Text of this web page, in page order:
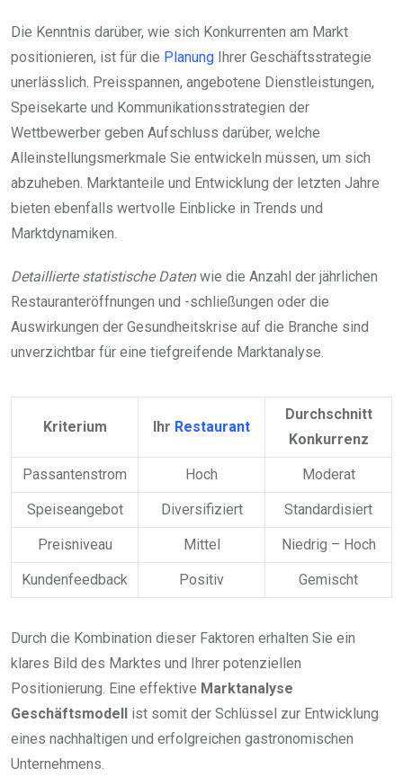
Die Kenntnis darüber, wie sich Konkurrenten am Markt
positionieren, ist für die Planung Ihrer Geschäftsstrategie
unerlässlich. Preisspannen, angebotene Dienstleistungen,
Speisekarte und Kommunikationsstrategien der
Wettbewerber geben Aufschluss darüber, welche
Alleinstellungsmerkmale Sie entwickeln müssen, um sich
abzuheben. Marktanteile und Entwicklung der letzten Jahre
bieten ebenfalls wertvolle Einblicke in Trends und
Marktdynamiken.
Detaillierte statistische Datenwie die Anzahl der jährlichen
Restauranteröffnungen und -schließungen oder die
Auswirkungen der Gesundheitskrise auf die Branche sind
unverzichtbar für eine tiefgreifende Marktanalyse.
Kriterium Ihr Restaurant
Durchschnitt
Konkurrenz
Passantenstrom Hoch Moderat
Speiseangebot Diversifiziert Standardisiert
Preisniveau Mittel Niedrig – Hoch
Kundenfeedback Positiv Gemischt
Durch die Kombination dieser Faktoren erhalten Sie ein
klares Bild des Marktes und Ihrer potenziellen
Positionierung. Eine effektive Marktanalyse
Geschäftsmodell
ist somit der Schlüssel zur Entwicklung
eines nachhaltigen und erfolgreichen gastronomischen
Unternehmens.